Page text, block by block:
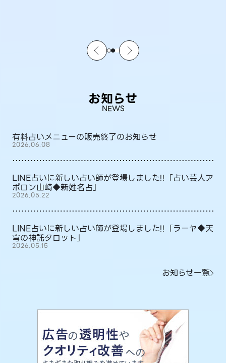
お知らせ
NEWS
有料占いメニューの販売終了のお知らせ
2026.06.08
LINE占いに新しい占い師が登場しました!!「占い芸人ア
ポロン山崎◆新姓名占」
2026.05.22
LINE占いに新しい占い師が登場しました!!「ラーヤ◆天
穹の神託タロット」
2026.05.15
お知らせ一覧